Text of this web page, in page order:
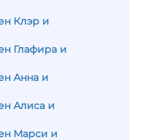
Клэр и
Глафира и
Анна и
Алиса и
Марси и